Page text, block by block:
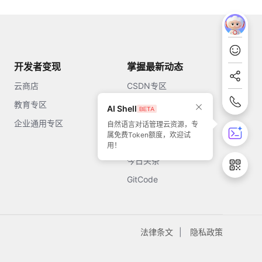
开发者变现
云商店
教育专区
企业通用专区
掌握最新动态
CSDN专区
知乎
开源中国
今日头条
GitCode
法律条文 隐私政策
AI Shell
自然语言对话管理云资源，专
属免费Token额度，欢迎试
用！